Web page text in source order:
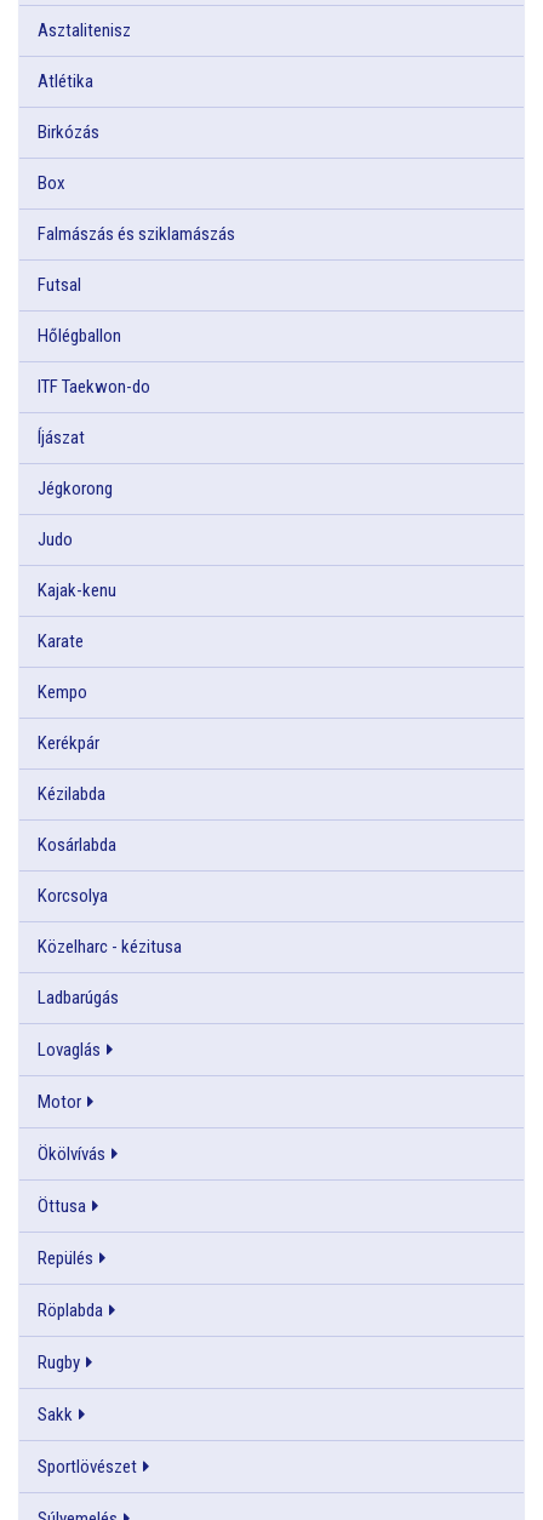
Asztalitenisz
Atlétika
Birkózás
Box
Falmászás és sziklamászás
Futsal
Hőlégballon
ITF Taekwon-do
Íjászat
Jégkorong
Judo
Kajak-kenu
Karate
Kempo
Kerékpár
Kézilabda
Kosárlabda
Korcsolya
Közelharc - kézitusa
Ladbarúgás
Lovaglás
Motor
Ökölvívás
Öttusa
Repülés
Röplabda
Rugby
Sakk
Sportlövészet